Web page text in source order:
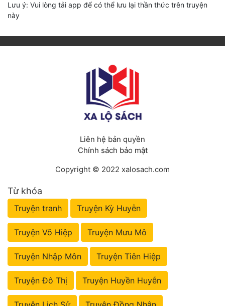
Lưu ý: Vui lòng tải app để có thể lưu lại thần thức trên truyện
này
Liên hệ bản quyền
Chính sách bảo mật
Copyright © 2022 xalosach.com
Từ khóa
Truyện tranh Truyện Kỳ Huyễn
Truyện Võ Hiệp Truyện Mưu Mô
Truyện Nhập Môn Truyện Tiên Hiệp
Truyện Đô Thị Truyện Huyền Huyễn